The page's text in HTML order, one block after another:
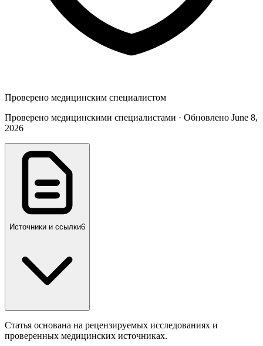
Проверено медицинским специалистом
Проверено медицинскими специалистами · Обновлено June 8,
2026
Источники и ссылки6
Статья основана на рецензируемых исследованиях и
проверенных медицинских источниках.